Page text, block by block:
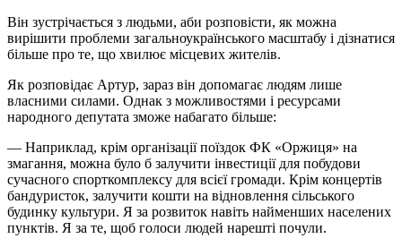
Він зустрічається з людьми, аби розповісти, як можна
вирішити проблеми загальноукраїнського масштабу і дізнатися
більше про те, що хвилює місцевих жителів.
Як розповідає Артур, зараз він допомагає людям лише
власними силами. Однак з можливостями і ресурсами
народного депутата зможе набагато більше:
— Наприклад, крім організації поїздок ФК «Оржиця» на
змагання, можна було б залучити інвестиції для побудови
сучасного спорткомплексу для всієї громади. Крім концертів
бандуристок, залучити кошти на відновлення сільського
будинку культури. Я за розвиток навіть найменших населених
пунктів. Я за те, щоб голоси людей нарешті почули.